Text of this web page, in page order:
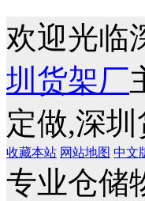
欢迎光临
圳货架厂
定做,深
收藏本站 网站地图 中文
专业仓储